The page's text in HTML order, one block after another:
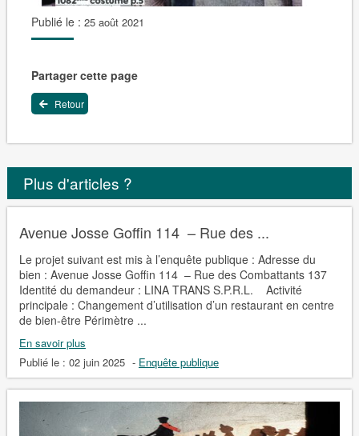
Publié le : 25 août 2021
Partager cette page
Retour
Plus d'articles ?
Avenue Josse Goffin 114 – Rue des ...
Le projet suivant est mis à l’enquête publique : Adresse du
bien : Avenue Josse Goffin 114 – Rue des Combattants 137
Identité du demandeur : LINA TRANS S.P.R.L. Activité
principale : Changement d’utilisation d’un restaurant en centre
de bien-être Périmètre ...
En savoir plus
Publié le : 02 juin 2025 - Enquête publique